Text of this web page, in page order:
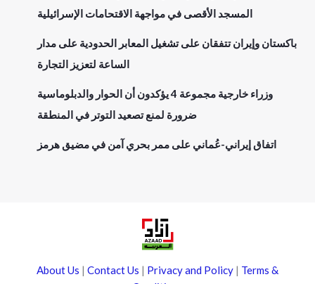
المسجد الأقصى في مواجهة الاقتحامات الإسرائيلية
باكستان وإيران تتفقان على تشغيل المعابر الحدودية على مدار
الساعة لتعزيز التجارة
وزراء خارجية مجموعة 4 يؤكدون أن الحوار والدبلوماسية
ضرورة لمنع تصعيد التوتر في المنطقة
اتفاق إيراني-عُماني على ممر بحري آمن في مضيق هرمز
About Us | Contact Us | Privacy and Policy | Terms &